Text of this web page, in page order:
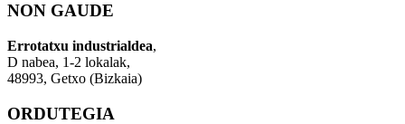
NON GAUDE
Errotatxu industrialdea,
D nabea, 1-2 lokalak,
48993, Getxo (Bizkaia)
ORDUTEGIA